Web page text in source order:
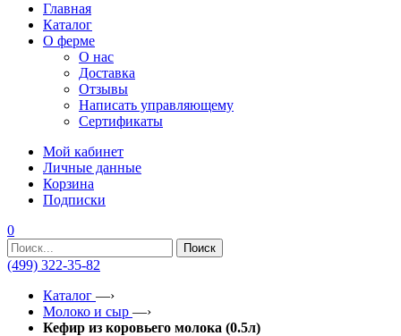
Главная
Каталог
О ферме
О нас
Доставка
Отзывы
Написать управляющему
Сертификаты
Мой кабинет
Личные данные
Корзина
Подписки
0
Поиск
(499) 322-35-82
Каталог —›
Молоко и сыр —›
Кефир из коровьего молока (0.5л)